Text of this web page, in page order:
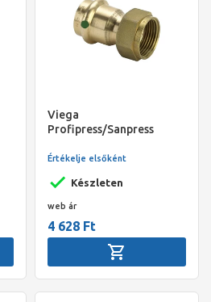
Viega
Profipress/Sanpress
22 - 3/4" BM, préselhető,
Készleten
Értékelje elsőként
web ár
4 628 Ft